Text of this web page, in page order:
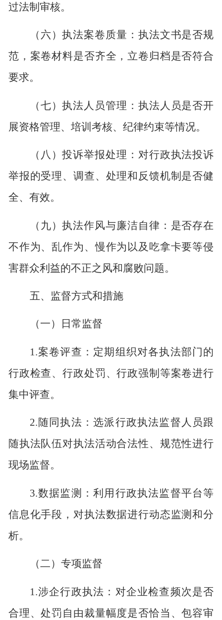
过法制审核。
（六）执法案卷质量：执法文书是否规
范，案卷材料是否齐全，立卷归档是否符合
要求。
（七）执法人员管理：执法人员是否开
展资格管理、培训考核、纪律约束等情况。
（八）投诉举报处理：对行政执法投诉
举报的受理、调查、处理和反馈机制是否健
全、有效。
（九）执法作风与廉洁自律：是否存在
不作为、乱作为、慢作为以及吃拿卡要等侵
害群众利益的不正之风和腐败问题。
五、监督方式和措施
（一）日常监督
1.案卷评查：定期组织对各执法部门的
行政检查、行政处罚、行政强制等案卷进行
集中评查。
2.随同执法：选派行政执法监督人员跟
随执法队伍对执法活动合法性、规范性进行
现场监督。
3.数据监测：利用行政执法监督平台等
信息化手段，对执法数据进行动态监测和分
析。
（二）专项监督
1.涉企行政执法：对企业检查频次是否
合理、处罚自由裁量幅度是否恰当、包容审